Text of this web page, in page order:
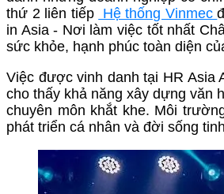
thứ 2 liên tiếp Hệ thống Vinmec
in Asia - Nơi làm việc tốt nhất
sức khỏe, hạnh phúc toàn diện
Việc được vinh danh tại HR Asia
cho thấy khả năng xây dựng văn
chuyên môn khắt khe. Môi
phát triển cá nhân và đời sống